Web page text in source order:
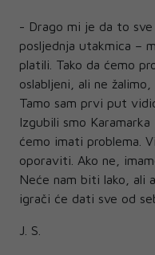
- Drago mi je da to
posljednja utakmica –
platili. Tako da ćemo
oslabljeni, ali ne
Tamo sam prvi put
Izgubili smo
ćemo imati problema.
oporaviti. Ako ne,
Neće nam biti lako, ali
igrači će dati sve od
J. S.